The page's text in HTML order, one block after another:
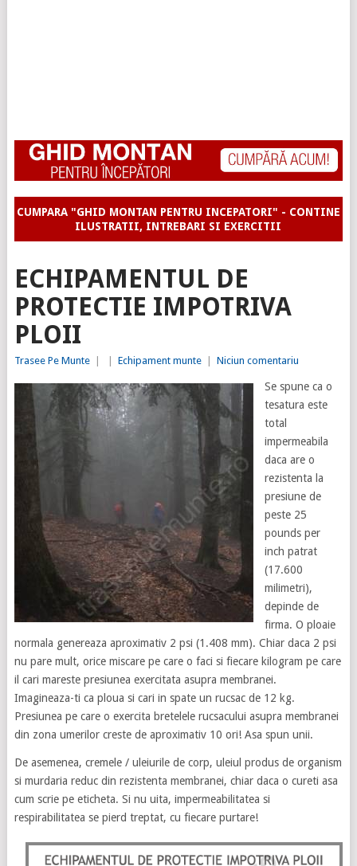
CUMPARA "GHID MONTAN PENTRU INCEPATORI" - CONTINE
ILUSTRATII, INTREBARI SI EXERCITII
ECHIPAMENTUL DE
PROTECTIE IMPOTRIVA
PLOII
Trasee Pe Munte Echipament munte Niciun comentariu
Se spune ca o
tesatura este
total
impermeabila
daca are o
rezistenta la
presiune de
peste 25
pounds per
inch patrat
(17.600
milimetri),
depinde de
firma. O ploaie
normala genereaza aproximativ 2 psi (1.408 mm). Chiar daca 2 psi
nu pare mult, orice miscare pe care o faci si fiecare kilogram pe care
il cari mareste presiunea exercitata asupra membranei.
Imagineaza-ti ca ploua si cari in spate un rucsac de 12 kg.
Presiunea pe care o exercita bretelele rucsacului asupra membranei
din zona umerilor creste de aproximativ 10 ori! Asa spun unii.
De asemenea, cremele / uleiurile de corp, uleiul produs de organism
si murdaria reduc din rezistenta membranei, chiar daca o cureti asa
cum scrie pe eticheta. Si nu uita, impermeabilitatea si
respirabilitatea se pierd treptat, cu fiecare purtare!